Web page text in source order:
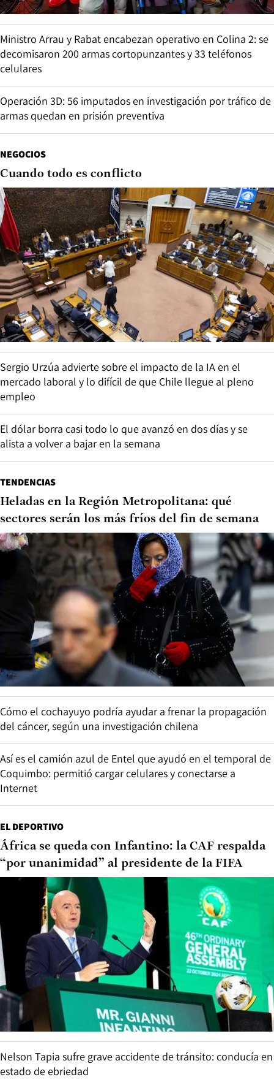
Ministro Arrau y Rabat encabezan operativo en Colina 2: se
decomisaron 200 armas cortopunzantes y 33 teléfonos
celulares
Operación 3D: 56 imputados en investigación por tráfico de
armas quedan en prisión preventiva
NEGOCIOS
Cuando todo es conflicto
Sergio Urzúa advierte sobre el impacto de la IA en el
mercado laboral y lo difícil de que Chile llegue al pleno
empleo
El dólar borra casi todo lo que avanzó en dos días y se
alista a volver a bajar en la semana
TENDENCIAS
Heladas en la Región Metropolitana: qué
sectores serán los más fríos del fin de semana
Cómo el cochayuyo podría ayudar a frenar la propagación
del cáncer, según una investigación chilena
Así es el camión azul de Entel que ayudó en el temporal de
Coquimbo: permitió cargar celulares y conectarse a
Internet
EL DEPORTIVO
África se queda con Infantino: la CAF respalda
“por unanimidad” al presidente de la FIFA
Nelson Tapia sufre grave accidente de tránsito: conducía en
estado de ebriedad